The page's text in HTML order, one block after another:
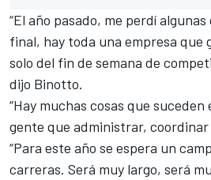
“El año pasado, me perdí
final, hay toda una empresa que
solo del fin de semana de
dijo Binotto.
“Hay muchas cosas que
gente que administrar, coordinar
“Para este año se espera un
carreras. Será muy largo, será